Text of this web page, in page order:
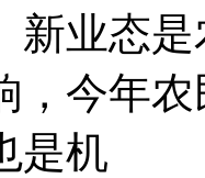
新业态
，今年
是机